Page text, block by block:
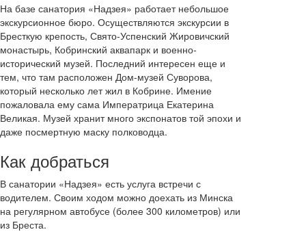
На базе санатория «Надзея» работает небольшое
экскурсионное бюро. Осуществляются экскурсии в
Бресткую крепость, Свято-Успенский Жировичский
монастырь, Кобринский аквапарк и военно-
исторический музей. Последний интересен еще и
тем, что там расположен Дом-музей Суворова,
который несколько лет жил в Кобрине. Имение
пожаловала ему сама Императрица Екатерина
Великая. Музей хранит много экспонатов той эпохи и
даже посмертную маску полководца.
Как добраться
В санатории «Надзея» есть услуга встречи с
водителем. Своим ходом можно доехать из Минска
на регулярном автобусе (более 300 километров) или
из Бреста.